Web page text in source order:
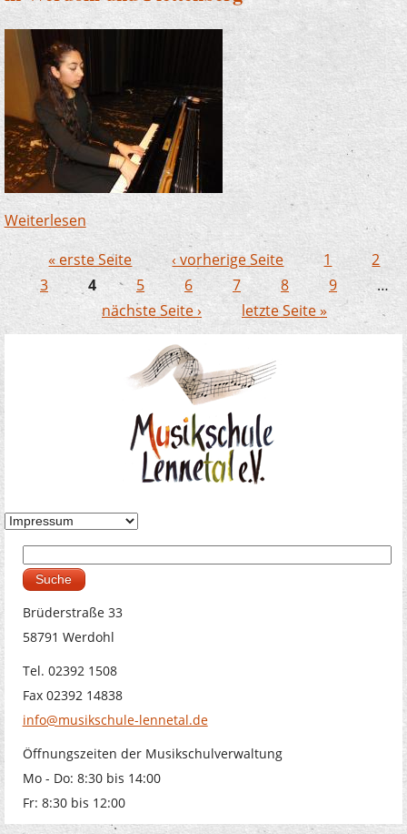
Weiterlesen über Rania Mossleh glänzt bei den JSO-
Konzerten in Werdohl und Plettenberg
Seiten
« erste Seite ‹ vorherige Seite 1
2
3
4 5 6 7 8 9
…
nächste Seite ›
letzte Seite »
Suchformular
Brüderstraße 33
58791 Werdohl
Tel. 02392 1508
Fax 02392 14838
info@musikschule-lennetal.de
Öffnungszeiten der Musikschulverwaltung
Mo - Do: 8:30 bis 14:00
Fr: 8:30 bis 12:00